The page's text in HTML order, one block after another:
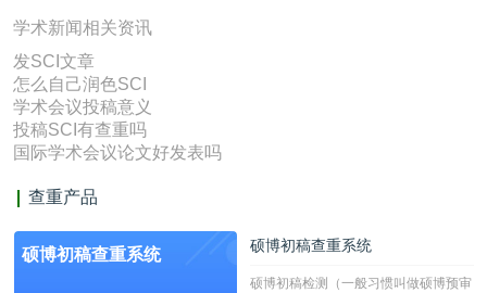
学术新闻相关资讯
发SCI文章
怎么自己润色SCI
学术会议投稿意义
投稿SCI有查重吗
国际学术会议论文好发表吗
查重产品
硕博初稿查重系统 硕博初稿查重系统
硕博初稿检测（一般习惯叫做硕博预审